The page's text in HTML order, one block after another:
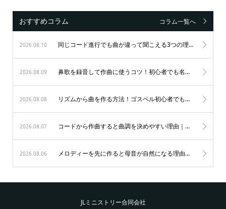
おすすめコラム コラム一覧へ
2026.08.10 同じコード進行でも曲が違って聞こえる3つの理由｜初心者が音楽を楽しむ秘訣
2026.08.09 鼻歌を録音して作曲に使うコツ！初心者でも名曲が生まれる3つのステップ
2026.08.08 リズムから曲を作る方法！ゴスペル初心者でもノリ良く作曲する秘訣
2026.08.07 コードから作曲すると曲調を決めやすい理由｜初心者も納得のゴスペル作曲術
2026.08.06 メロディーを先に作ると母音が自然になる理由｜歌唱力を劇的に変えるゴスペルの秘訣
JLミニストリー合同会社